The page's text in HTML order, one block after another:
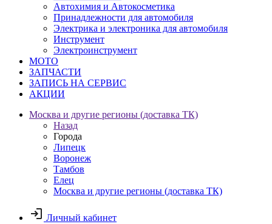
Автохимия и Автокосметика
Принадлежности для автомобиля
Электрика и электроника для автомобиля
Инструмент
Электроинструмент
МОТО
ЗАПЧАСТИ
ЗАПИСЬ НА СЕРВИС
АКЦИИ
Москва и другие регионы (доставка ТК)
Назад
Города
Липецк
Воронеж
Тамбов
Елец
Москва и другие регионы (доставка ТК)
Личный кабинет